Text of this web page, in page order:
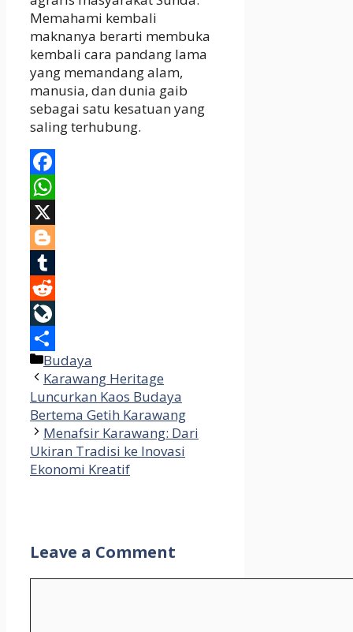
Memahami kembali
maknanya berarti membuka
kembali cara pandang lama
yang memandang alam,
manusia, dan dunia gaib
sebagai satu kesatuan yang
saling terhubung.
Facebook
WhatsApp
X
Blogger
Tumblr
Reddit
LiveJournal
Share
Categories
Budaya
Karawang Heritage
Luncurkan Kaos Budaya
Bertema Getih Karawang
Menafsir Karawang: Dari
Ukiran Tradisi ke Inovasi
Ekonomi Kreatif
Leave a Comment